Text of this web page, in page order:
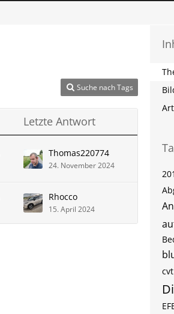
Suche nach Tags
Letzte Antwort
Thomas220774
24. November 2024
Rhocco
15. April 2024